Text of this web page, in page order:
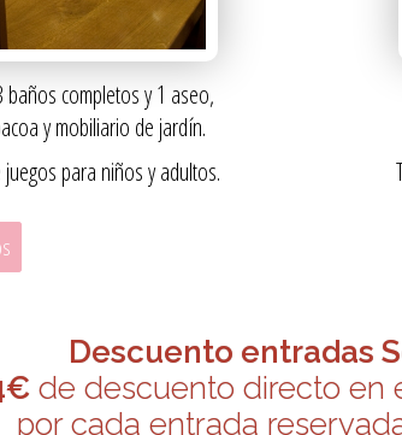
completos y 1 aseo,
y mobiliario de jardín.
para niños y adultos.
Descuento entradas
de descuento directo en
por cada entrada